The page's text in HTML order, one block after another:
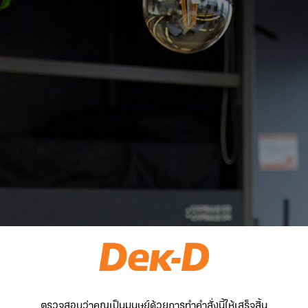
ตรวจสอบว่าคุณเป็นมนุษย์ด้วยการทำคำสั่งนี้ให้เสร็จสิ้น